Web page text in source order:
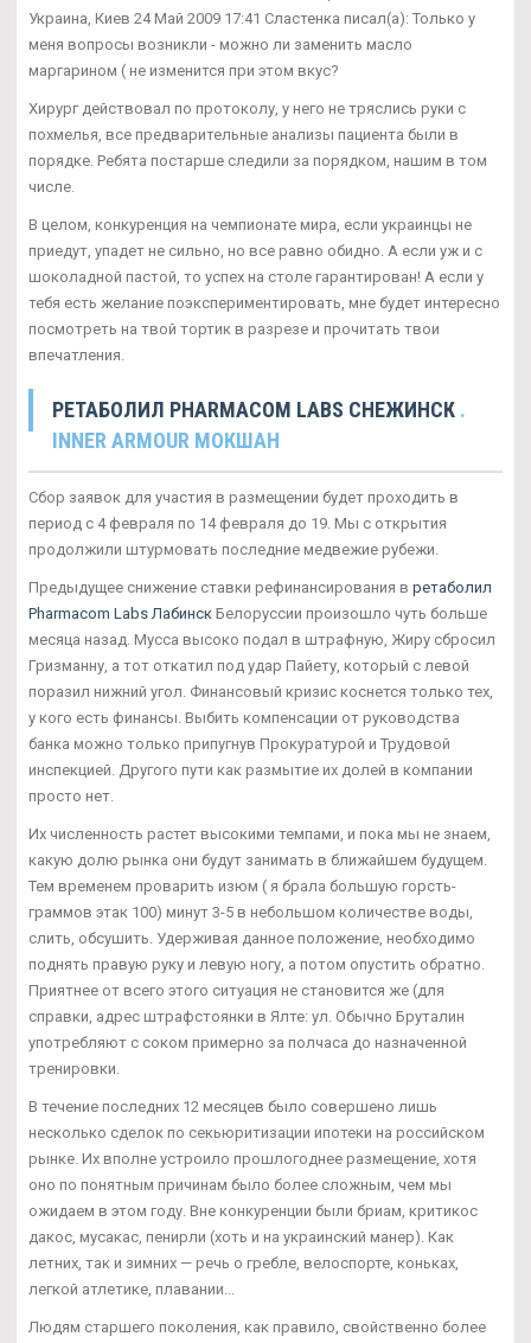
Украина, Киев 24 Май 2009 17:41 Сластенка писал(а): Только у
меня вопросы возникли - можно ли заменить масло
маргарином ( не изменится при этом вкус?
Хирург действовал по протоколу, у него не тряслись руки с
похмелья, все предварительные анализы пациента были в
порядке. Ребята постарше следили за порядком, нашим в том
числе.
В целом, конкуренция на чемпионате мира, если украинцы не
приедут, упадет не сильно, но все равно обидно. А если уж и с
шоколадной пастой, то успех на столе гарантирован! А если у
тебя есть желание поэкспериментировать, мне будет интересно
посмотреть на твой тортик в разрезе и прочитать твои
впечатления.
РЕТАБОЛИЛ PHARMACOM LABS СНЕЖИНСК .
INNER ARMOUR МОКШАН
Сбор заявок для участия в размещении будет проходить в
период с 4 февраля по 14 февраля до 19. Мы с открытия
продолжили штурмовать последние медвежие рубежи.
Предыдущее снижение ставки рефинансирования в ретаболил
Pharmacom Labs Лабинск Белоруссии произошло чуть больше
месяца назад. Мусса высоко подал в штрафную, Жиру сбросил
Гризманну, а тот откатил под удар Пайету, который с левой
поразил нижний угол. Финансовый кризис коснется только тех,
у кого есть финансы. Выбить компенсации от руководства
банка можно только припугнув Прокуратурой и Трудовой
инспекцией. Другого пути как размытие их долей в компании
просто нет.
Их численность растет высокими темпами, и пока мы не знаем,
какую долю рынка они будут занимать в ближайшем будущем.
Тем временем проварить изюм ( я брала большую горсть-
граммов этак 100) минут 3-5 в небольшом количестве воды,
слить, обсушить. Удерживая данное положение, необходимо
поднять правую руку и левую ногу, а потом опустить обратно.
Приятнее от всего этого ситуация не становится же (для
справки, адрес штрафстоянки в Ялте: ул. Обычно Бруталин
употребляют с соком примерно за полчаса до назначенной
тренировки.
В течение последних 12 месяцев было совершено лишь
несколько сделок по секьюритизации ипотеки на российском
рынке. Их вполне устроило прошлогоднее размещение, хотя
оно по понятным причинам было более сложным, чем мы
ожидаем в этом году. Вне конкуренции были бриам, критикос
дакос, мусакас, пенирли (хоть и на украинский манер). Как
летних, так и зимних — речь о гребле, велоспорте, коньках,
легкой атлетике, плавании...
Людям старшего поколения, как правило, свойственно более